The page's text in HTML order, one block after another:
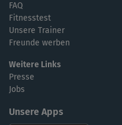
FAQ
Fitnesstest
Unsere Trainer
Freunde werben
Weitere Links
Presse
Jobs
Unsere Apps